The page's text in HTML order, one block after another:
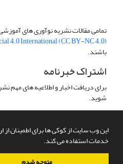
این وب سایت از کوکی ها برای اطمینان از
خدمات استفاده می کند.
تمامی مقالات نشریه نوآوری های
4.0 International (CC BY-NC 4.0)
باشند.
اشتراک خبرنامه
برای دریافت اخبار و اطلاعیه های مهم
شوید.